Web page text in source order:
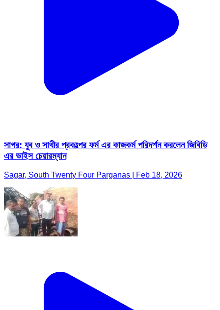
সাগর: যুব ও সাথীর প্রকল্পের ফর্ম এর কাজকর্ম পরিদর্শন করলেন জিবিডি
এর ভাইস চেয়ারম্যান
Sagar, South Twenty Four Parganas | Feb 18, 2026